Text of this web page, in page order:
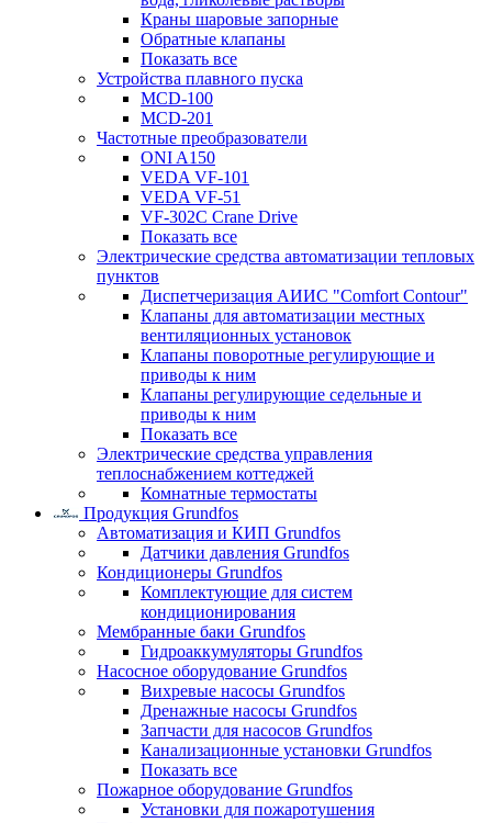
Краны шаровые запорные
Обратные клапаны
Показать все
Устройства плавного пуска
MCD-100
MCD-201
Частотные преобразователи
ONI A150
VEDA VF-101
VEDA VF-51
VF-302C Crane Drive
Показать все
Электрические средства автоматизации тепловых
пунктов
Диспетчеризация АИИС "Comfort Contour"
Клапаны для автоматизации местных
вентиляционных установок
Клапаны поворотные регулирующие и
приводы к ним
Клапаны регулирующие седельные и
приводы к ним
Показать все
Электрические средства управления
теплоснабжением коттеджей
Комнатные термостаты
Продукция Grundfos
Автоматизация и КИП Grundfos
Датчики давления Grundfos
Кондиционеры Grundfos
Комплектующие для систем
кондиционирования
Мембранные баки Grundfos
Гидроаккумуляторы Grundfos
Насосное оборудование Grundfos
Вихревые насосы Grundfos
Дренажные насосы Grundfos
Запчасти для насосов Grundfos
Канализационные установки Grundfos
Показать все
Пожарное оборудование Grundfos
Установки для пожаротушения